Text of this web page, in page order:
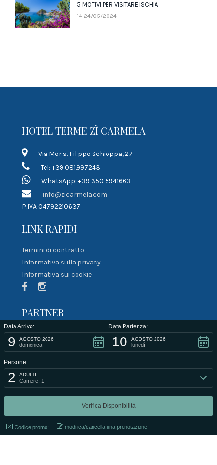
5 MOTIVI PER VISITARE ISCHIA
14 24/05/2024
HOTEL TERME ZÌ CARMELA
Via Mons. Filippo Schioppa, 27
Tel: +39 081.997243
WhatsApp: +39 350 5941663
info@zicarmela.com
P.IVA 04792210637
LINK RAPIDI
Termini di contratto
Informativa sulla privacy
Informativa sui cookie
PARTNER
@2021 Developed bySmartlab di Maltese Rosario
Data Arrivo:
9 AGOSTO 2026
domenica
Data Partenza:
10 AGOSTO 2026
lunedì
Persone:
2 ADULTI:
Camere: 1
Codice promo: modifica/cancella una prenotazione